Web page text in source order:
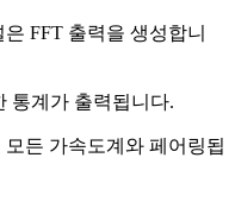
FFT 출력을 생성합니
통계가 출력됩니다.
든 가속도계와 페어링됩